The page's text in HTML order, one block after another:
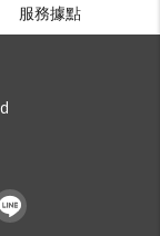
服務據點